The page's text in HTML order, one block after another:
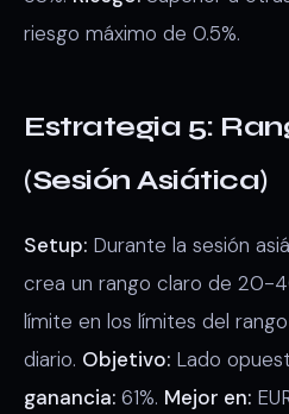
riesgo máximo de 0.5%.
Estrategia 5:
(Sesión Asiática)
Setup: Durante la sesión
crea un rango claro de 20-
límite en los límites del
diario. Objetivo: Lado
ganancia: 61%. Mejor en: